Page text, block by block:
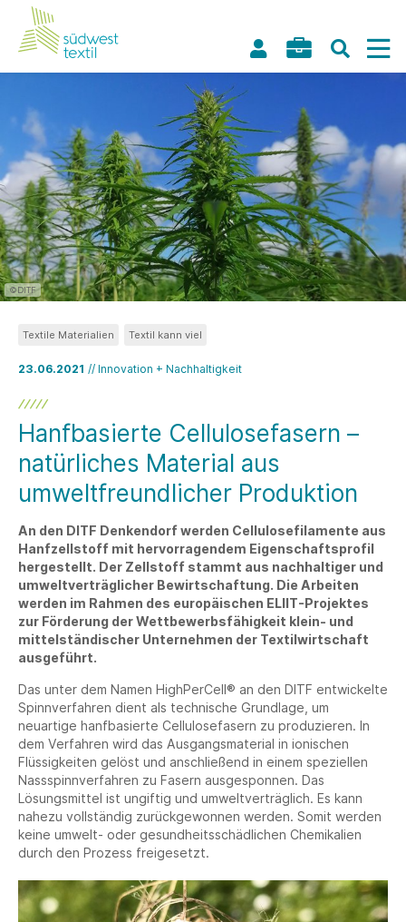
©DITF
23.06.2021 // Innovation + Nachhaltigkeit
Textile Materialien Textil kann viel
Hanfbasierte Cellulosefasern –
natürliches Material aus
umweltfreundlicher Produktion
An den DITF Denkendorf werden Cellulosefilamente aus
Hanfzellstoff mit hervorragendem Eigenschaftsprofil
hergestellt. Der Zellstoff stammt aus nachhaltiger und
umweltverträglicher Bewirtschaftung. Die Arbeiten
werden im Rahmen des europäischen ELIIT-Projektes
zur Förderung der Wettbewerbsfähigkeit klein- und
mittelständischer Unternehmen der Textilwirtschaft
ausgeführt.
Das unter dem Namen HighPerCell® an den DITF entwickelte
Spinnverfahren dient als technische Grundlage, um
neuartige hanfbasierte Cellulosefasern zu produzieren. In
dem Verfahren wird das Ausgangsmaterial in ionischen
Flüssigkeiten gelöst und anschließend in einem speziellen
Nassspinnverfahren zu Fasern ausgesponnen. Das
Lösungsmittel ist ungiftig und umweltverträglich. Es kann
nahezu vollständig zurückgewonnen werden. Somit werden
keine umwelt- oder gesundheitsschädlichen Chemikalien
durch den Prozess freigesetzt.